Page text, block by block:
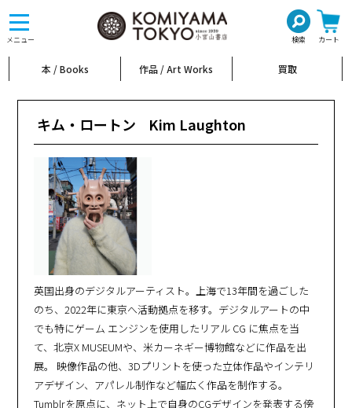
メニュー 検索 カート
toggle
navigation
本 / Books 作品 / Art Works 買取
キム・ロートン Kim Laughton
英国出身のデジタルアーティスト。上海で13年間を過ごした
のち、2022年に東京へ活動拠点を移す。デジタルアートの中
でも特にゲーム エンジンを使用したリアル CG に焦点を当
て、北京X MUSEUMや、米カーネギー博物館などに作品を出
展。 映像作品の他、3Dプリントを使った立体作品やインテリ
アデザイン、アパレル制作など幅広く作品を制作する。
Tumblrを原点に、ネット上で自身のCGデザインを発表する傍